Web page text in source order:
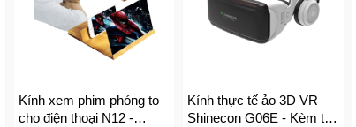
Kính xem phim phóng to
cho điện thoại N12 -
Kính thực tế ảo 3D VR
Shinecon G06E - Kèm tai